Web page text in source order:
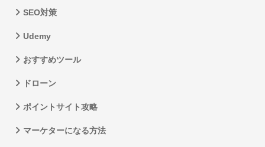
SEO対策
Udemy
おすすめツール
ドローン
ポイントサイト攻略
マーケターになる方法